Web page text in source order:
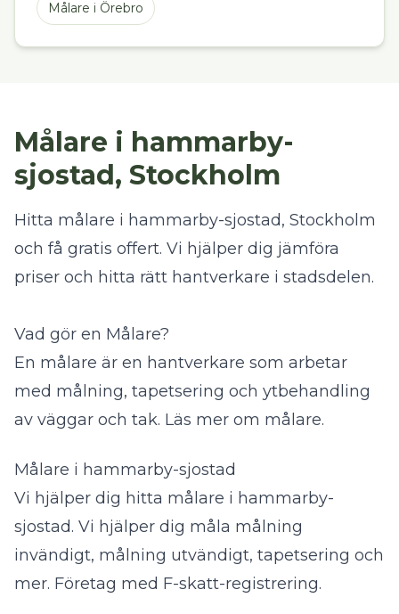
Målare i Örebro
Målare i hammarby-
sjostad, Stockholm
Hitta målare i hammarby-sjostad, Stockholm
och få gratis offert. Vi hjälper dig jämföra
priser och hitta rätt hantverkare i stadsdelen.
Vad gör en Målare?
En målare är en hantverkare som arbetar
med målning, tapetsering och ytbehandling
av väggar och tak. Läs mer om målare.
Målare i hammarby-sjostad
Vi hjälper dig hitta målare i hammarby-
sjostad. Vi hjälper dig måla målning
invändigt, målning utvändigt, tapetsering och
mer. Företag med F-skatt-registrering.